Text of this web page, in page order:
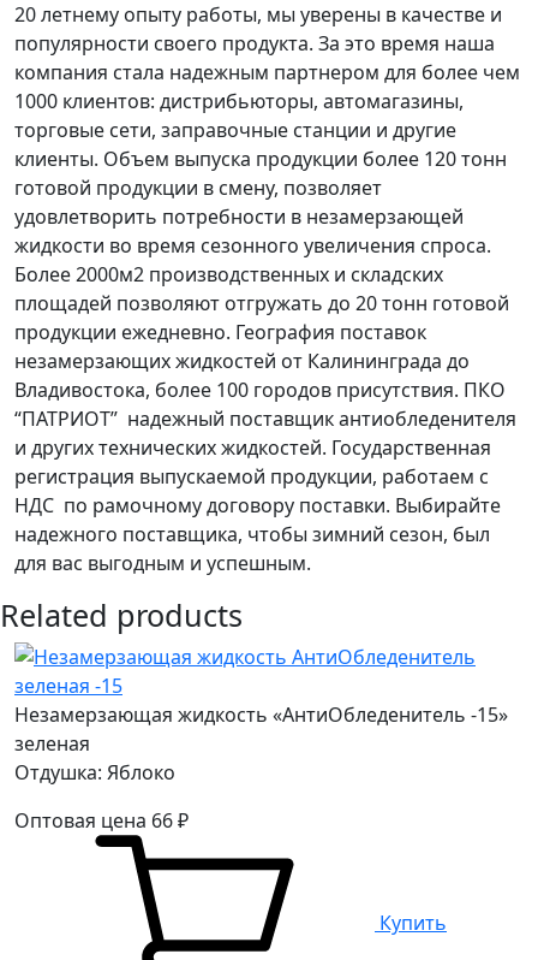
20 летнему опыту работы, мы уверены в качестве и
популярности своего продукта. За это время наша
компания стала надежным партнером для более чем
1000 клиентов: дистрибьюторы, автомагазины,
торговые сети, заправочные станции и другие
клиенты. Объем выпуска продукции более 120 тонн
готовой продукции в смену, позволяет
удовлетворить потребности в незамерзающей
жидкости во время сезонного увеличения спроса.
Более 2000м2 производственных и складских
площадей позволяют отгружать до 20 тонн готовой
продукции ежедневно. География поставок
незамерзающих жидкостей от Калининграда до
Владивостока, более 100 городов присутствия. ПКО
“ПАТРИОТ” надежный поставщик антиобледенителя
и других технических жидкостей. Государственная
регистрация выпускаемой продукции, работаем с
НДС по рамочному договору поставки. Выбирайте
надежного поставщика, чтобы зимний сезон, был
для вас выгодным и успешным.
Related products
Незамерзающая жидкость «АнтиОбледенитель -15»
зеленая
Отдушка: Яблоко
Оптовая цена 66₽
Купить